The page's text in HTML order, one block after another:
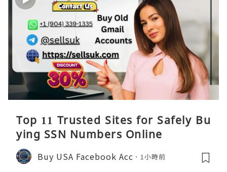
Top 11 Trusted Sites for Safely Bu
ying SSN Numbers Online
Buy USA Facebook Acc 1小時前